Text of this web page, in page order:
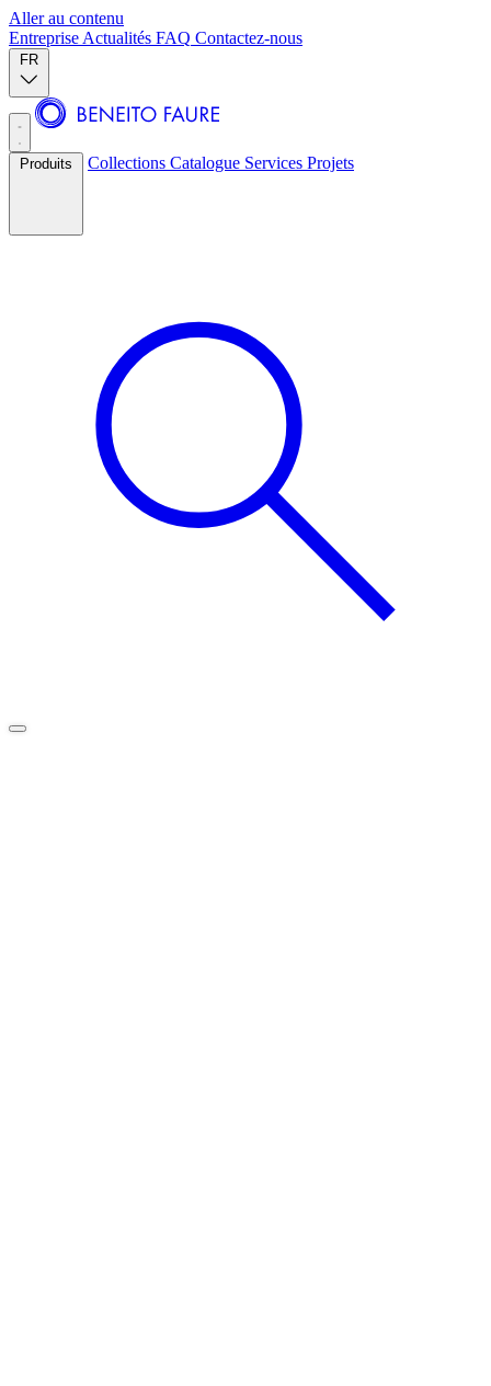
Aller au contenu
Entreprise Actualités FAQ Contactez-nous
FR
Produits Collections Catalogue Services Projets